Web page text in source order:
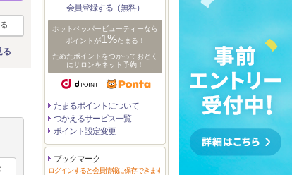
る
会員登録する（無料）
ホットペッパービューティーなら
ポイントが1%たまる！
ためたポイントをつかっておとく
にサロンをネット予約！
たまるポイントについて
つかえるサービス一覧
ポイント設定変更
ブックマーク
ログインすると会員情報に保存できます